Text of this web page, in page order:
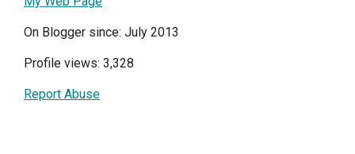
On Blogger since: July 2013
Profile views: 3,328
Report Abuse